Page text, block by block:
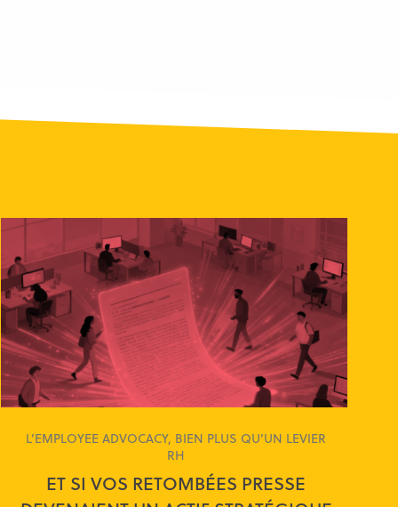
L’EMPLOYEE ADVOCACY, BIEN PLUS QU’UN LEVIER
RH
ET SI VOS RETOMBÉES PRESSE